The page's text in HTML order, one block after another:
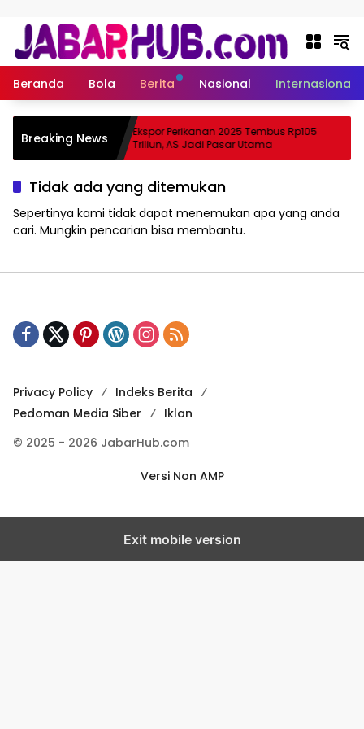
Beranda Bola Berita Nasional Internasional
Breaking News
Apa
Suzuki?
Ekspor Perikanan 2025 Tembus Rp105
Triliun, AS Jadi Pasar Utama
Tidak ada yang ditemukan
Sepertinya kami tidak dapat menemukan apa yang anda
cari. Mungkin pencarian bisa membantu.
Privacy Policy
Indeks Berita
Pedoman Media Siber
Iklan
© 2025 - 2026 JabarHub.com
Versi Non AMP
Exit mobile version